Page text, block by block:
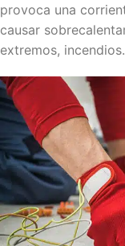
provoca una
causar
extremos, incendios.